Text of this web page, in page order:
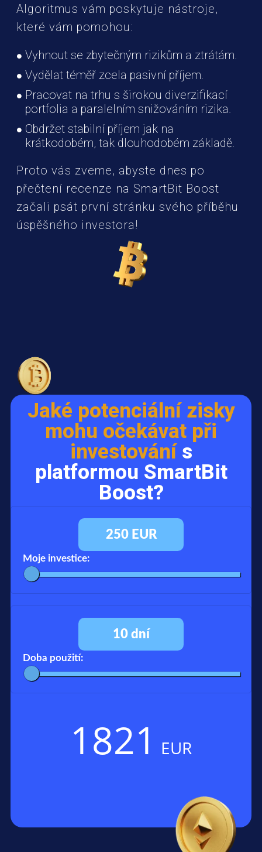
Algoritmus vám poskytuje nástroje,
které vám pomohou:
Vyhnout se zbytečným rizikům a ztrátám.
Vydělat téměř zcela pasivní příjem.
Pracovat na trhu s širokou diverzifikací
portfolia a paralelním snižováním rizika.
Obdržet stabilní příjem jak na
krátkodobém, tak dlouhodobém základě.
Proto vás zveme, abyste dnes po
přečtení recenze na SmartBit Boost
začali psát první stránku svého příběhu
úspěšného investora!
Jaké potenciální zisky
mohu očekávat při
investovánís
platformou SmartBit
Boost?
Moje investice:
250 EUR
Doba použití:
10 dní
1821 EUR